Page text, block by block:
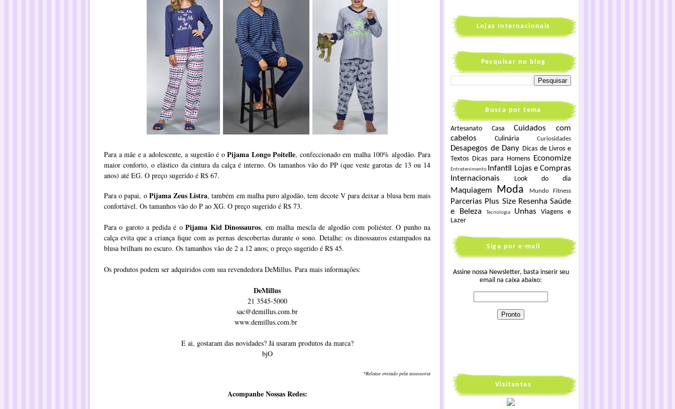
Para a mãe e a adolescente, a sugestão é o Pijama Longo Poitelle, confeccionado em malha 100% algodão. Para
maior conforto, o elástico da cintura da calça é interno. Os tamanhos vão do PP (que veste garotas de 13 ou 14
anos) até EG. O preço sugerido é R$ 67.
Para o papai, o Pijama Zeus Listra, também em malha puro algodão, tem decote V para deixar a blusa bem mais
confortável. Os tamanhos vão do P ao XG. O preço sugerido é R$ 73.
Para o garoto a pedida é oPijama Kid Dinossauros, em malha mescla de algodão com poliéster. O punho na
calça evita que a criança fique com as pernas descobertas durante o sono. Detalhe: os dinossauros estampados na
blusa brilham no escuro. Os tamanhos vão de 2 a 12 anos; o preço sugerido é R$ 45.
Os produtos podem ser adquiridos com sua revendedora DeMillus. Para mais informações:
DeMillus
21 3545-5000
sac@demillus.com.br
www.demillus.com.br
E ai, gostaram das novidades? Já usaram produtos da marca?
bjO
*Release enviado pela assessoria
Acompanhe Nossas Redes:
Lojas Internacionais
Pesquisar no blog
Busca por tema
Artesanato Casa
Cuidados com
cabelos
Culinária Curiosidades
Desapegos de Dany Dicas de Livros e
Textos Dicas para Homens Economize
Entretenimento Infantil
Lojas e Compras
Internacionais
Look do dia
Maquiagem Moda Mundo Fitness
Parcerias Plus Size Resenha Saúde
e Beleza
Tecnologia Unhas
Viagens e
Lazer
Siga por e-mail
Assine nossa Newsletter, basta inserir seu
email na caixa abaixo:
Visitantes